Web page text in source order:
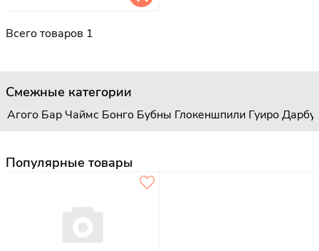
Всего товаров 1
Смежные категории
Агого Бар Чаймс Бонго Бубны Глокеншпили Гуиро
Популярные товары